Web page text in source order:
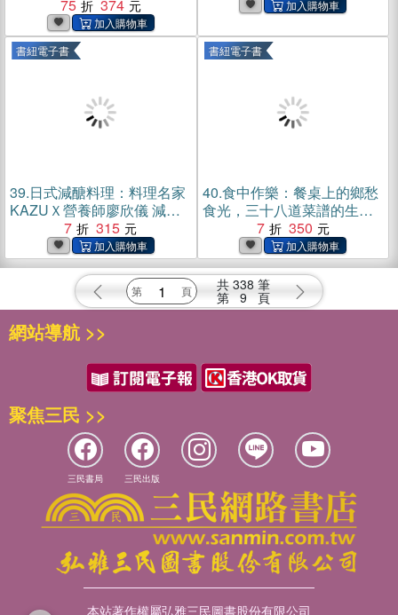
書！31款自製配方X28道應
用食譜，直接吃或做成甜
點、鹹食都美味無比！(電子
書)
75 374
輕鬆做出美味增肌餐(電子書)
書紐電子書
39.日式減醣料理：料理名家
KAZUＸ營養師廖欣儀 減脂
不減美味的健康瘦身計畫(電
7 315
書紐電子書
40.食中作樂：餐桌上的鄉愁
食光，三十八道菜譜的生活
美味(電子書)
7 350
共 338 筆
第 9 頁
網站導航 >>
聚焦三民 >>
三民書局 三民出版
本站著作權屬弘雅三民圖書股份有限公司